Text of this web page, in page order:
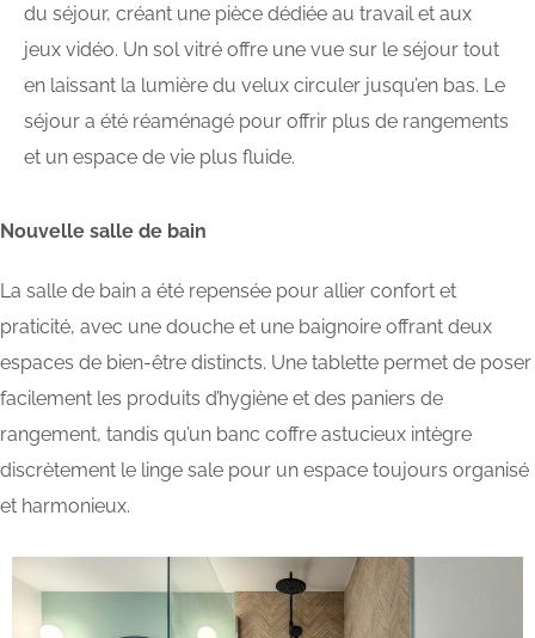
du séjour, créant une pièce dédiée au travail et aux
jeux vidéo. Un sol vitré offre une vue sur le séjour tout
en laissant la lumière du velux circuler jusqu’en bas. Le
séjour a été réaménagé pour offrir plus de rangements
et un espace de vie plus fluide.
Nouvelle salle de bain
La salle de bain a été repensée pour allier confort et
praticité, avec une douche et une baignoire offrant deux
espaces de bien-être distincts. Une tablette permet de poser
facilement les produits d’hygiène et des paniers de
rangement, tandis qu’un banc coffre astucieux intègre
discrètement le linge sale pour un espace toujours organisé
et harmonieux.